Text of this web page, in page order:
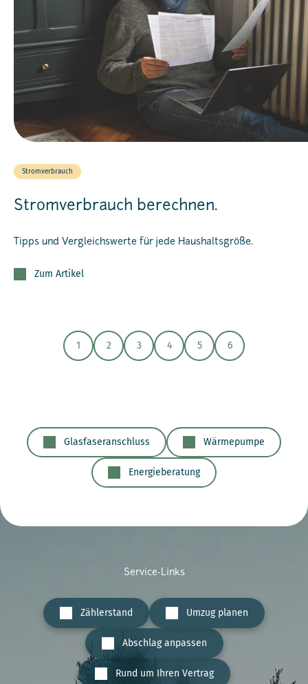
Stromverbrauch
Stromverbrauch berechnen.
Tipps und Vergleichswerte für jede Haushaltsgröße.
Zum Artikel
1 2 3 4 5 6
Glasfaseranschluss Wärmepumpe
Energieberatung
Service-Links
Zählerstand Umzug planen
Abschlag anpassen
Rund um Ihren Vertrag